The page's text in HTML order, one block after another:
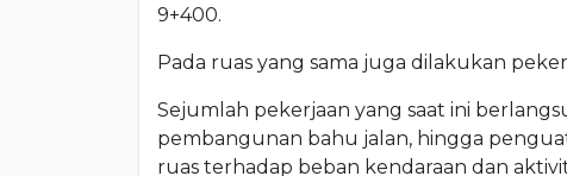
9+400.
Pada ruas yang sama juga dilakukan
Sejumlah pekerjaan yang saat ini
pembangunan bahu jalan, hingga
ruas terhadap beban kendaraan dan